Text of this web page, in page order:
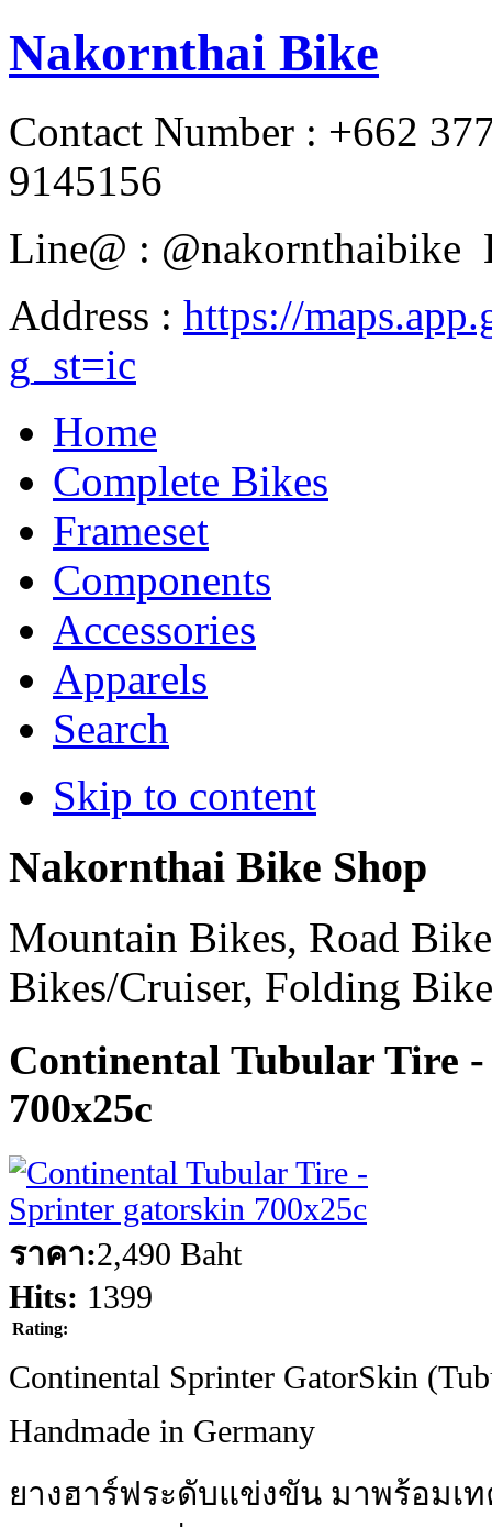
Nakornthai Bike
Contact Number : +662
9145156
Line@ :
Address : https://
g_st=ic
Home
Complete Bikes
Frameset
Components
Accessories
Apparels
Search
Skip to content
Nakornthai Bike Shop
Mountain Bikes, Road
Bikes/Cruiser, Folding
Continental Tubular Tire
700x25c
ราคา:2,490 Baht
Hits: 1399
Rating:
Continental Sprinter GatorSkin
Handmade in Germany
ยางฮาร์ฟระดับแข่งขัน มาพร้อมเท